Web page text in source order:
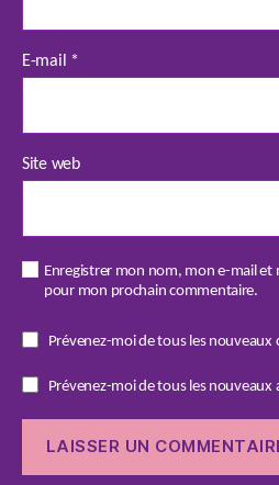
E-mail *
Site web
Enregistrer mon nom, mon e-mail et
pour mon prochain commentaire.
Prévenez-moi de tous les nouveaux
Prévenez-moi de tous les nouveaux